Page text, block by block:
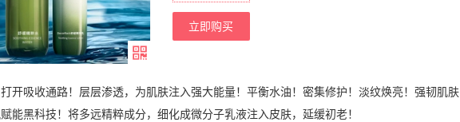
立即购买
开吸收通路！层层渗透，为肌肤注入强大能量！平衡水油！密集修护！淡纹焕亮！强韧肌肤
能黑科技！将多远精粹成分，细化成微分子乳液注入皮肤，延缓初老！